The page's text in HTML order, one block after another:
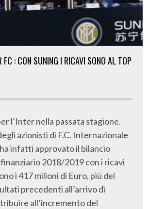
FC : CON SUNING I RICAVI SONO AL TOP
l’Inter nella passata stagione.
azionisti di F.C. Internazionale
infatti approvato il bilancio
2018/2019 con i ricavi
i 417 milioni di Euro, più del
precedenti all’arrivo di
all’incremento del